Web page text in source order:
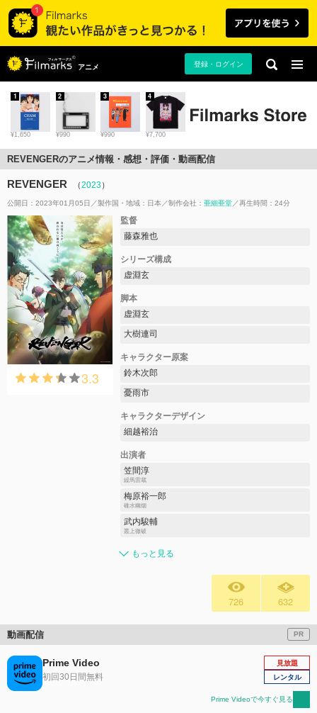
アニメ 登録・ログイン
¥1,650
1
¥990
2
¥990
3
¥7,700
4
REVENGERのアニメ情報・感想・評価・動画配信
REVENGER （2023）
公開日：2023年01月05日 製作国・地域： 日本 制作会社： 亜細亜堂 再生時間：24分
3.3
監督
藤森雅也
シリーズ構成
虚淵玄
脚本
虚淵玄
大樹連司
キャラクター原案
鈴木次郎
憂雨市
キャラクターデザイン
細越裕治
出演者
笠間淳
繰馬雷蔵
梅原裕一郎
碓水幽烟
武内駿輔
叢上徹破
もっと見る
726 632
動画配信 PR
Prime Video
初回30日間無料
見放題
レンタル
Prime Videoで今すぐ見る